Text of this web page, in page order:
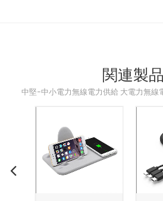
関連製品
中堅-中小電力無線電力供給 大電力無線